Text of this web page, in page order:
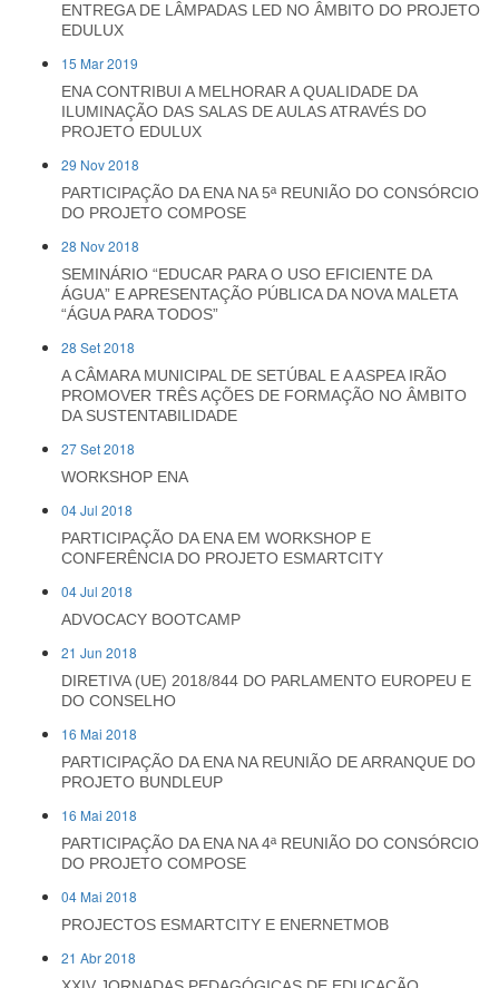
ENTREGA DE LÂMPADAS LED NO ÂMBITO DO PROJETO
EDULUX
15 Mar 2019
ENA CONTRIBUI A MELHORAR A QUALIDADE DA
ILUMINAÇÃO DAS SALAS DE AULAS ATRAVÉS DO
PROJETO EDULUX
29 Nov 2018
PARTICIPAÇÃO DA ENA NA 5ª REUNIÃO DO CONSÓRCIO
DO PROJETO COMPOSE
28 Nov 2018
SEMINÁRIO “EDUCAR PARA O USO EFICIENTE DA
ÁGUA” E APRESENTAÇÃO PÚBLICA DA NOVA MALETA
“ÁGUA PARA TODOS”
28 Set 2018
A CÂMARA MUNICIPAL DE SETÚBAL E A ASPEA IRÃO
PROMOVER TRÊS AÇÕES DE FORMAÇÃO NO ÂMBITO
DA SUSTENTABILIDADE
27 Set 2018
WORKSHOP ENA
04 Jul 2018
PARTICIPAÇÃO DA ENA EM WORKSHOP E
CONFERÊNCIA DO PROJETO ESMARTCITY
04 Jul 2018
ADVOCACY BOOTCAMP
21 Jun 2018
DIRETIVA (UE) 2018/844 DO PARLAMENTO EUROPEU E
DO CONSELHO
16 Mai 2018
PARTICIPAÇÃO DA ENA NA REUNIÃO DE ARRANQUE DO
PROJETO BUNDLEUP
16 Mai 2018
PARTICIPAÇÃO DA ENA NA 4ª REUNIÃO DO CONSÓRCIO
DO PROJETO COMPOSE
04 Mai 2018
PROJECTOS ESMARTCITY E ENERNETMOB
21 Abr 2018